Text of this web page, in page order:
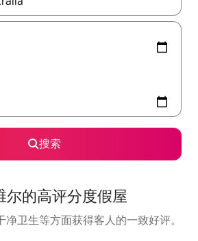
搜索
尔的高评分度假屋
卫生等方面获得客人的一致好评。